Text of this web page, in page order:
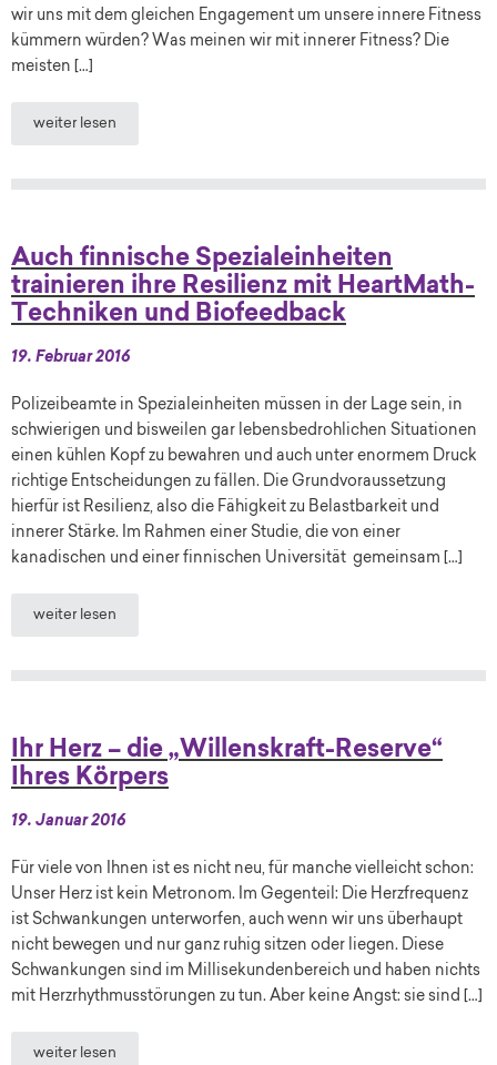
wir uns mit dem gleichen Engagement um unsere innere Fitness
kümmern würden? Was meinen wir mit innerer Fitness? Die
meisten […]
weiter lesen
Auch finnische Spezialeinheiten
trainieren ihre Resilienz mit HeartMath-
Techniken und Biofeedback
19. Februar 2016
Polizeibeamte in Spezialeinheiten müssen in der Lage sein, in
schwierigen und bisweilen gar lebensbedrohlichen Situationen
einen kühlen Kopf zu bewahren und auch unter enormem Druck
richtige Entscheidungen zu fällen. Die Grundvoraussetzung
hierfür ist Resilienz, also die Fähigkeit zu Belastbarkeit und
innerer Stärke. Im Rahmen einer Studie, die von einer
kanadischen und einer finnischen Universität gemeinsam […]
weiter lesen
Ihr Herz – die „Willenskraft-Reserve“
Ihres Körpers
19. Januar 2016
Für viele von Ihnen ist es nicht neu, für manche vielleicht schon:
Unser Herz ist kein Metronom. Im Gegenteil: Die Herzfrequenz
ist Schwankungen unterworfen, auch wenn wir uns überhaupt
nicht bewegen und nur ganz ruhig sitzen oder liegen. Diese
Schwankungen sind im Millisekundenbereich und haben nichts
mit Herzrhythmusstörungen zu tun. Aber keine Angst: sie sind […]
weiter lesen